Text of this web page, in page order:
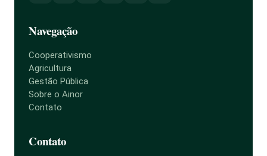
Navegação
Cooperativismo
Agricultura
Gestão Pública
Sobre o Ainor
Contato
Contato